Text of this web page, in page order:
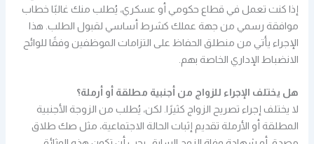
إذا كنت تعمل في قطاع حكومي أو عسكري، يُطلب منك غالبًا خطاب
موافقة رسمي من جهة عملك كشرط أساسي لقبول الطلب. هذا
الإجراء يأتي من منطلق الحفاظ على التزامات الموظفين وفقًا للوائح
الانضباط الإداري الخاصة بهم.
هل يختلف الإجراء للزواج من أجنبية مطلقة أو أرملة؟
لا يختلف إجراء تصريح الزواج كثيرًا. لكن، يُطلب من الزوجة الأجنبية
المطلقة أو الأرملة تقديم إثبات الحالة الاجتماعية، مثل صك طلاق